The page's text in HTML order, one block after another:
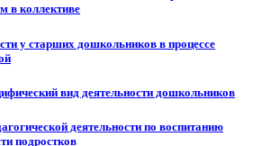
в коллективе
у старших дошкольников в процессе
вид деятельности дошкольников
деятельности по воспитанию
подростков